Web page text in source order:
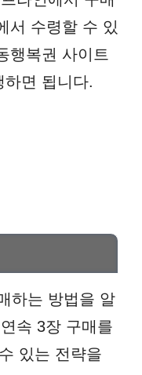
서 수령할 수 있
행복권 사이트
면 됩니다.
하는 방법을 알
속 3장 구매를
있는 전략을